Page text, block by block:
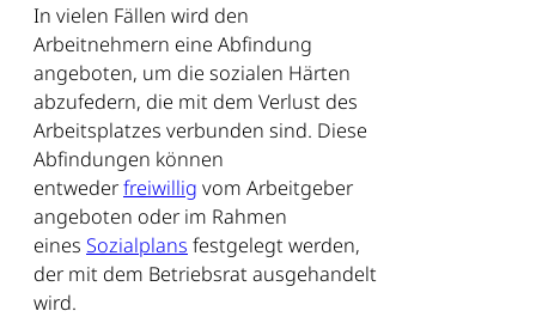
In vielen Fällen wird den
Arbeitnehmern eine Abfindung
angeboten, um die sozialen Härten
abzufedern, die mit dem Verlust des
Arbeitsplatzes verbunden sind. Diese
Abfindungen können
entwederfreiwillig vom Arbeitgeber
angeboten oder im Rahmen
eines Sozialplans festgelegt werden,
der mit dem Betriebsrat ausgehandelt
wird.